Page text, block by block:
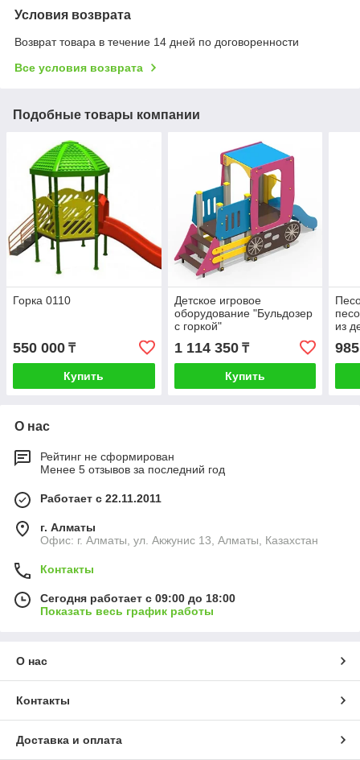
Условия возврата
Возврат товара в течение 14 дней по договоренности
Все условия возврата
Подобные товары компании
Горка 0110
550 000 ₸
Купить
Детское игровое
оборудование "Бульдозер
с горкой"
1 114 350₸
Купить
из
О нас
Рейтинг не сформирован
Менее 5 отзывов за последний год
Работает с 22.11.2011
г. Алматы
Офис: г. Алматы, ул. Акжунис 13, Алматы, Казахстан
Контакты
Сегодня работает с 09:00 до 18:00
Показать весь график работы
О нас
Контакты
Доставка и оплата